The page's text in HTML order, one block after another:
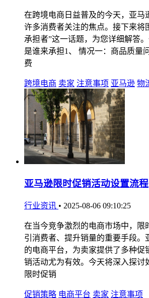
在跨境电商日益普及的今天，亚马
许多消费者关注的焦点。接下来将
承担者”这一话题，为您详细解答
是谁来承担1、 情况一：商品质量
费
跨境电商 卖家 注意事项 亚马逊 物
亚马逊限时促销活动设置流程
行业资讯 • 2025-08-06 09:10:25
在当今竞争激烈的电商市场中，限
引消费者、提升销量的重要手段。
的电商平台，为卖家提供了多种促
销活动尤为有效。今天将深入探讨
限时促销
促销策略 电商平台 卖家 注意事项